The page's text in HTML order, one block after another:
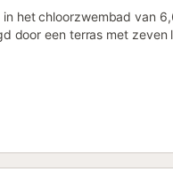
het chloorzwembad van
door een terras met
De gemeubileerde
is omheind en
tot de gezellige woonkamer
is zeer compleet